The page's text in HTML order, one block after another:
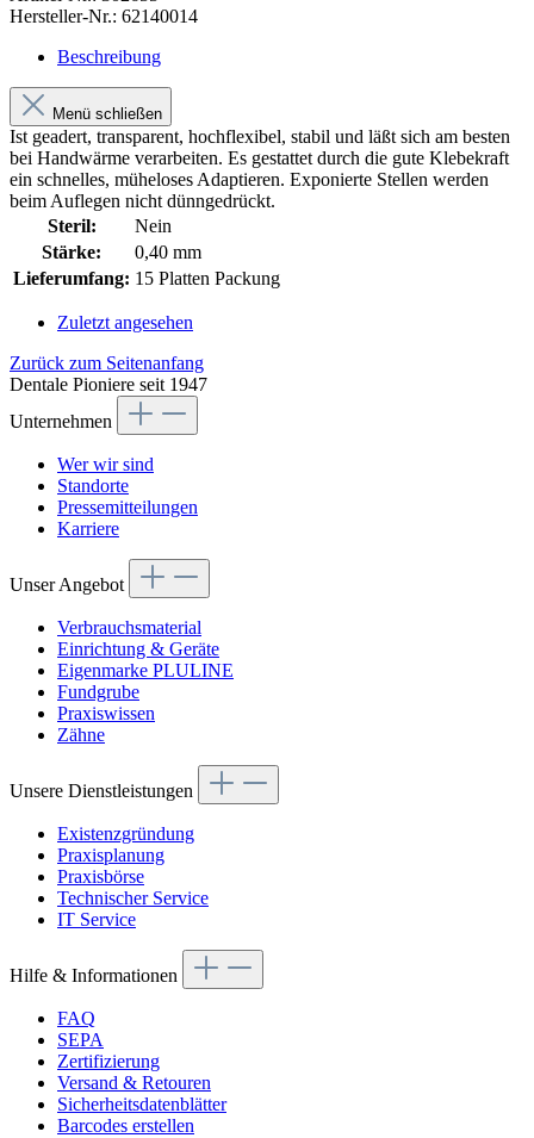
Hersteller-Nr.: 62140014
Beschreibung
Menü schließen
Ist geadert, transparent, hochflexibel, stabil und läßt sich am besten
bei Handwärme verarbeiten. Es gestattet durch die gute Klebekraft
ein schnelles, müheloses Adaptieren. Exponierte Stellen werden
beim Auflegen nicht dünngedrückt.
Steril:
Nein
Stärke:
0,40 mm
Lieferumfang: 15 Platten Packung
Zuletzt angesehen
Zurück zum Seitenanfang
Dentale Pioniere seit 1947
Unternehmen
Wer wir sind
Standorte
Pressemitteilungen
Karriere
Unser Angebot
Verbrauchsmaterial
Einrichtung & Geräte
Eigenmarke PLULINE
Fundgrube
Praxiswissen
Zähne
Unsere Dienstleistungen
Existenzgründung
Praxisplanung
Praxisbörse
Technischer Service
IT Service
Hilfe & Informationen
FAQ
SEPA
Zertifizierung
Versand & Retouren
Sicherheitsdatenblätter
Barcodes erstellen